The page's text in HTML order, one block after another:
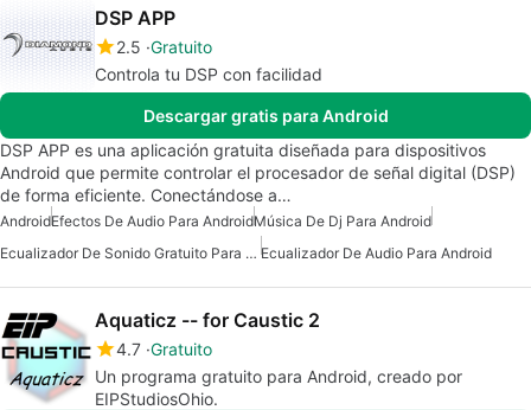
DSP APP
2.5 Gratuito
Controla tu DSP con facilidad
Descargar gratis para Android
DSP APP es una aplicación gratuita diseñada para dispositivos
Android que permite controlar el procesador de señal digital (DSP)
de forma eficiente. Conectándose a…
AndroidEfectos De Audio Para AndroidMúsica De Dj Para Android
Ecualizador De Sonido Gratuito Para Android Ecualizador De Audio Para Android
Aquaticz -- for Caustic 2
4.7 Gratuito
Un programa gratuito para Android, creado por
EIPStudiosOhio.